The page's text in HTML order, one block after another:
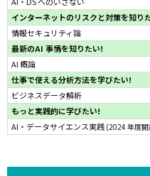
インターネットのリスクと対策を知り
情報セキュリティ論
最新のAI 事情を知りたい!
AI 概論
仕事で使える分析方法を学びたい!
ビジネスデータ解析
もっと実践的に学びたい!
AI・データサイエンス実践 (2024 年度